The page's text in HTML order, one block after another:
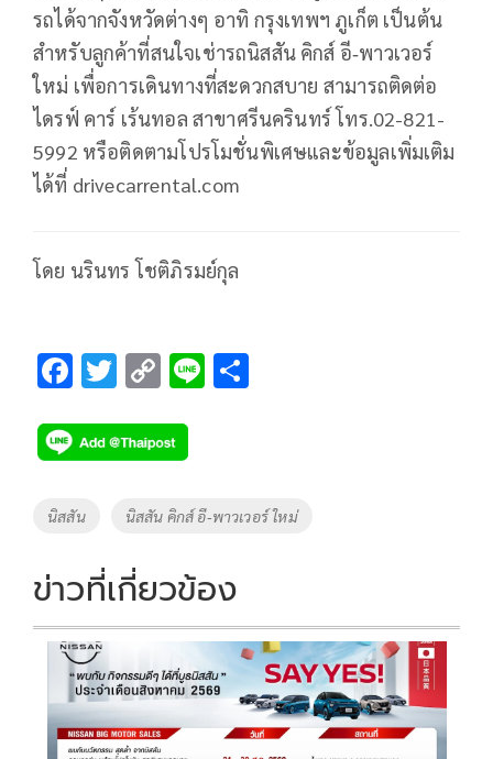
รถได้จากจังหวัดต่างๆ อาทิ กรุงเทพฯ ภูเก็ต เป็นต้น
สำหรับลูกค้าที่สนใจเช่ารถนิสสัน คิกส์ อี‑พาวเวอร์
ใหม่ เพื่อการเดินทางที่สะดวกสบาย สามารถติดต่อ
ไดรฟ์ คาร์ เร้นทอล สาขาศรีนครินทร์ โทร.02-821-
5992 หรือติดตามโปรโมชั่นพิเศษและข้อมูลเพิ่มเติม
ได้ที่ drivecarrental.com
โดย นรินทร โชติภิรมย์กุล
F
e
b
o
k
T
tt
er
C
p
y
Li
k
Li
Tags
นิสสัน นิสสัน คิกส์ อี‑พาวเวอร์ ใหม่
ข่าวที่เกี่ยวข้อง